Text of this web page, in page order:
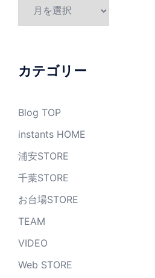
ブ
カテゴリー
Blog TOP
instants HOME
浦安STORE
千葉STORE
お台場STORE
TEAM
VIDEO
Web STORE